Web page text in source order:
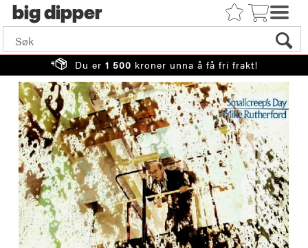
big
Du er 1 500 kroner unna å få fri frakt!